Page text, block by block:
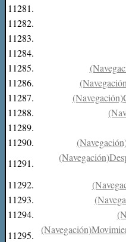
11281.
11282.
11283.
11284.
11285.
11286.
11287.
11288.
11289.
11290.
11291.
11292.
11293.
11294.
11295.